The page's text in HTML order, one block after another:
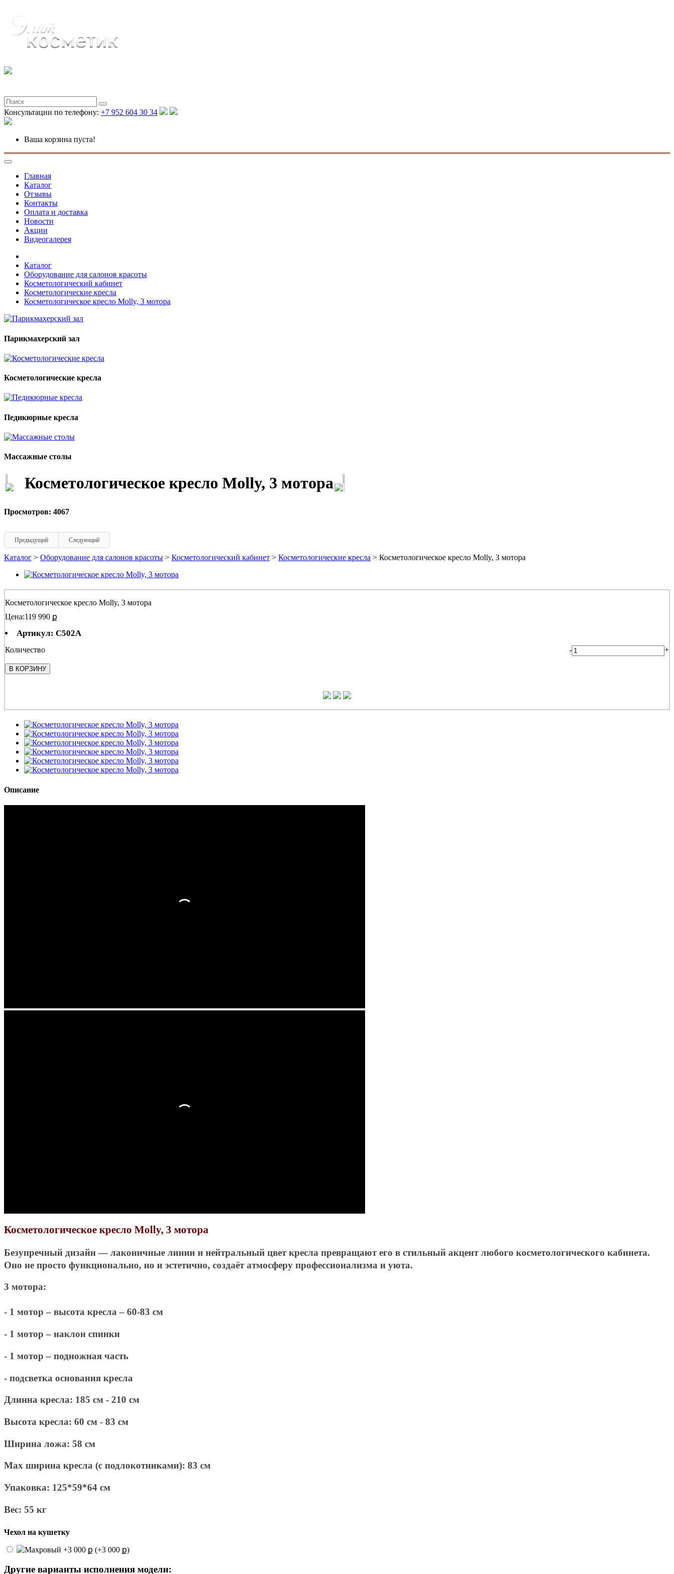
Консультации по телефону: +7 952 604 30 34
Ваша корзина пуста!
Главная
Каталог
Отзывы
Контакты
Оплата и доставка
Новости
Акции
Видеогалерея
Каталог
Оборудование для салонов красоты
Косметологический кабинет
Косметологические кресла
Косметологическое кресло Molly, 3 мотора
Парикмахерский зал
Косметологические кресла
Педикюрные кресла
Массажные столы
Косметологическое кресло Molly, 3 мотора
Просмотров: 4067
Предыдущий Следующий
Каталог > Оборудование для салонов красоты > Косметологический кабинет > Косметологические кресла > Косметологическое кресло Molly, 3 мотора
Косметологическое кресло Molly, 3 мотора
Цена:119 990 ք
Артикул: C502A
Количество - +
В КОРЗИНУ
Описание
Косметологическое кресло Molly, 3 мотора
Безупречный дизайн — лаконичные линии и нейтральный цвет кресла превращают его в стильный акцент любого косметологического кабинета.
Оно не просто функционально, но и эстетично, создаёт атмосферу профессионализма и уюта.
3 мотора:
- 1 мотор – высота кресла – 60-83 см
- 1 мотор – наклон спинки
- 1 мотор – подножная часть
- подсветка основания кресла
Длинна кресла: 185 см - 210 см
Высота кресла: 60 см - 83 см
Ширина ложа: 58 см
Max ширина кресла (с подлокотниками): 83 см
Упаковка: 125*59*64 см
Вес: 55 кг
Чехол на кушетку
(+3 000 ք)
Другие варианты исполнения модели: